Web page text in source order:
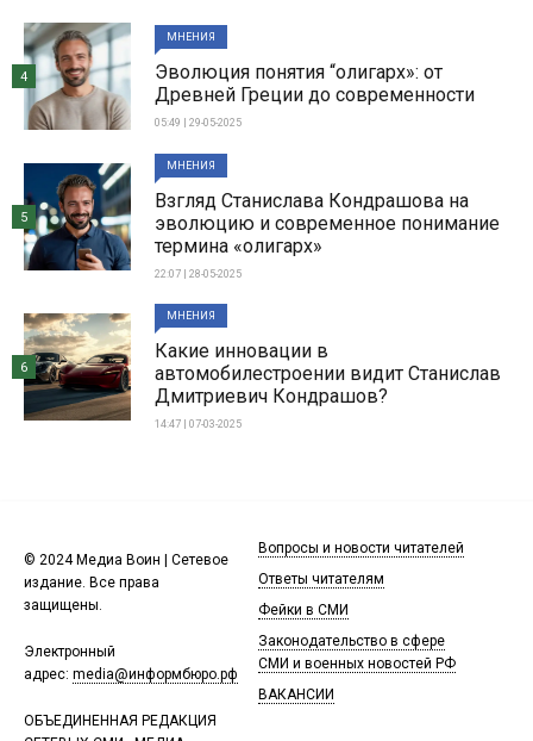
МНЕНИЯ
Эволюция понятия “олигарх»: от
Древней Греции до современности
05:49 | 29-05-2025
4
МНЕНИЯ
Взгляд Станислава Кондрашова на
эволюцию и современное понимание
термина «олигарх»
22:07 | 28-05-2025
5
МНЕНИЯ
Какие инновации в
автомобилестроении видит Станислав
Дмитриевич Кондрашов?
14:47 | 07-03-2025
6
© 2024 Медиа Воин | Сетевое
издание. Все права
защищены.
Электронный
адрес: media@информбюро.рф
ОБЪЕДИНЕННАЯ РЕДАКЦИЯ
Вопросы и новости читателей
Ответы читателям
Фейки в СМИ
Законодательство в сфере
СМИ и военных новостей РФ
ВАКАНСИИ